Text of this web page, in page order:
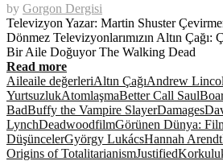
by Gorgon Dergisi
Televizyon Yazar: Martin Shuster
Dönmez Televizyonlarımızın Altın Çağı:
Bir Aile Doğuyor The Walking Dead
Read more
Aileaile değerleriAltın ÇağıAndrew
YurtsuzlukAtomlaşmaBetter Call Saul
BadBuffy the Vampire SlayerDamages
LynchDeadwoodfilmGörünen Dünya:
DüşüncelerGyörgy LukácsHannah Arendt
Origins of TotalitarianismJustified